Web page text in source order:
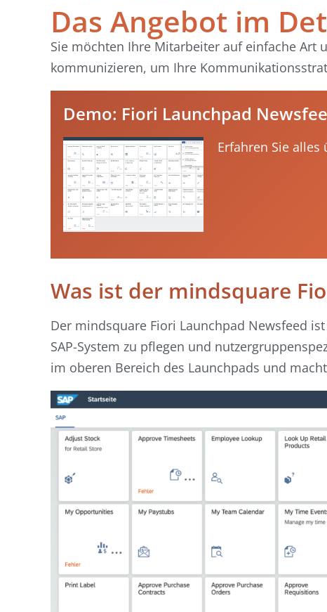
Das Angebot im
Sie möchten Ihre Mitarbeiter auf einfache Art
kommunizieren, um Ihre
Demo: Fiori Launchpad
Erfahren Sie
Was ist der mindsquare
Der mindsquare Fiori Launchpad Newsfeed
SAP-System zu pflegen und
im oberen Bereich des Launchpads und